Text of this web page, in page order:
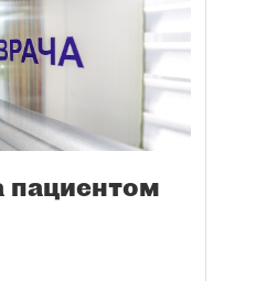
пациентом